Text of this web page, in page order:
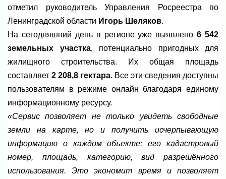
отметил руководитель Управления Росреестра по
Ленинградской области Игорь Шеляков.
На сегодняшний день в регионе уже выявлено6 542
земельных участка, потенциально пригодных для
жилищного строительства. Их общая площадь
составляет 2 208,8 гектара. Все эти сведения доступны
пользователям в режиме онлайн благодаря единому
информационному ресурсу.
«Сервис позволяет не только увидеть свободные
земли на карте, но и получить исчерпывающую
информацию о каждом объекте: его кадастровый
номер, площадь, категорию, вид разрешённого
использования. Это экономит время и позволяет